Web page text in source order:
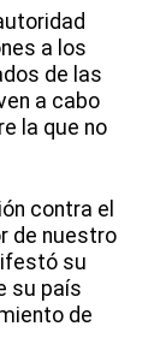
a los
de las
a cabo
la que no
contra el
de nuestro
su
su país
de